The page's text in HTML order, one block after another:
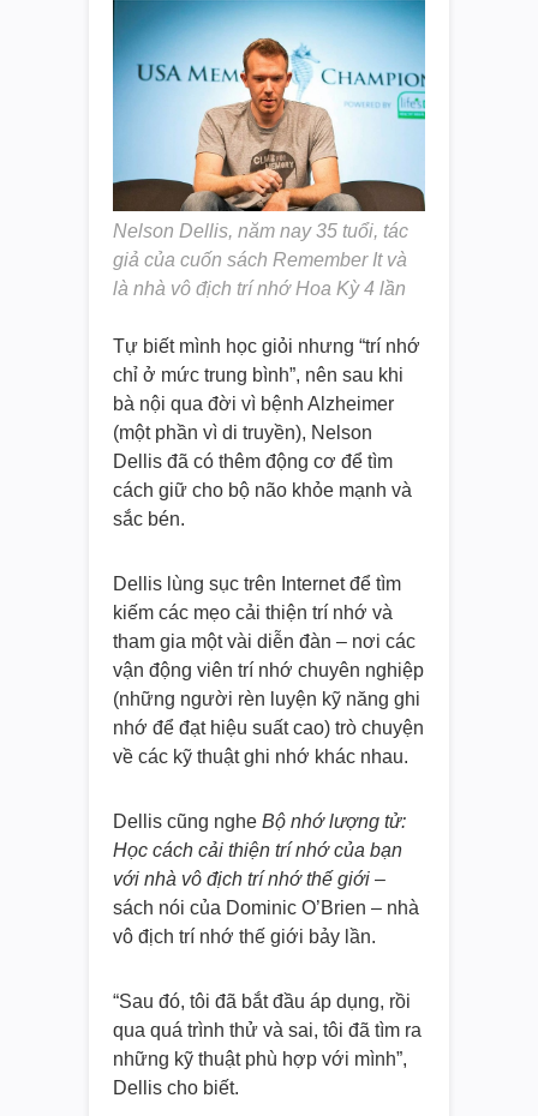
Nelson Dellis, năm nay 35 tuổi, tác
giả của cuốn sách Remember It và
là nhà vô địch trí nhớ Hoa Kỳ 4 lần
Tự biết mình học giỏi nhưng “trí nhớ
chỉ ở mức trung bình”, nên sau khi
bà nội qua đời vì bệnh Alzheimer
(một phần vì di truyền), Nelson
Dellis đã có thêm động cơ để tìm
cách giữ cho bộ não khỏe mạnh và
sắc bén.
Dellis lùng sục trên Internet để tìm
kiếm các mẹo cải thiện trí nhớ và
tham gia một vài diễn đàn – nơi các
vận động viên trí nhớ chuyên nghiệp
(những người rèn luyện kỹ năng ghi
nhớ để đạt hiệu suất cao) trò chuyện
về các kỹ thuật ghi nhớ khác nhau.
Dellis cũng nghe Bộ nhớ lượng tử:
Học cách cải thiện trí nhớ của bạn
với nhà vô địch trí nhớ thế giới –
sách nói của Dominic O’Brien – nhà
vô địch trí nhớ thế giới bảy lần.
“Sau đó, tôi đã bắt đầu áp dụng, rồi
qua quá trình thử và sai, tôi đã tìm ra
những kỹ thuật phù hợp với mình”,
Dellis cho biết.